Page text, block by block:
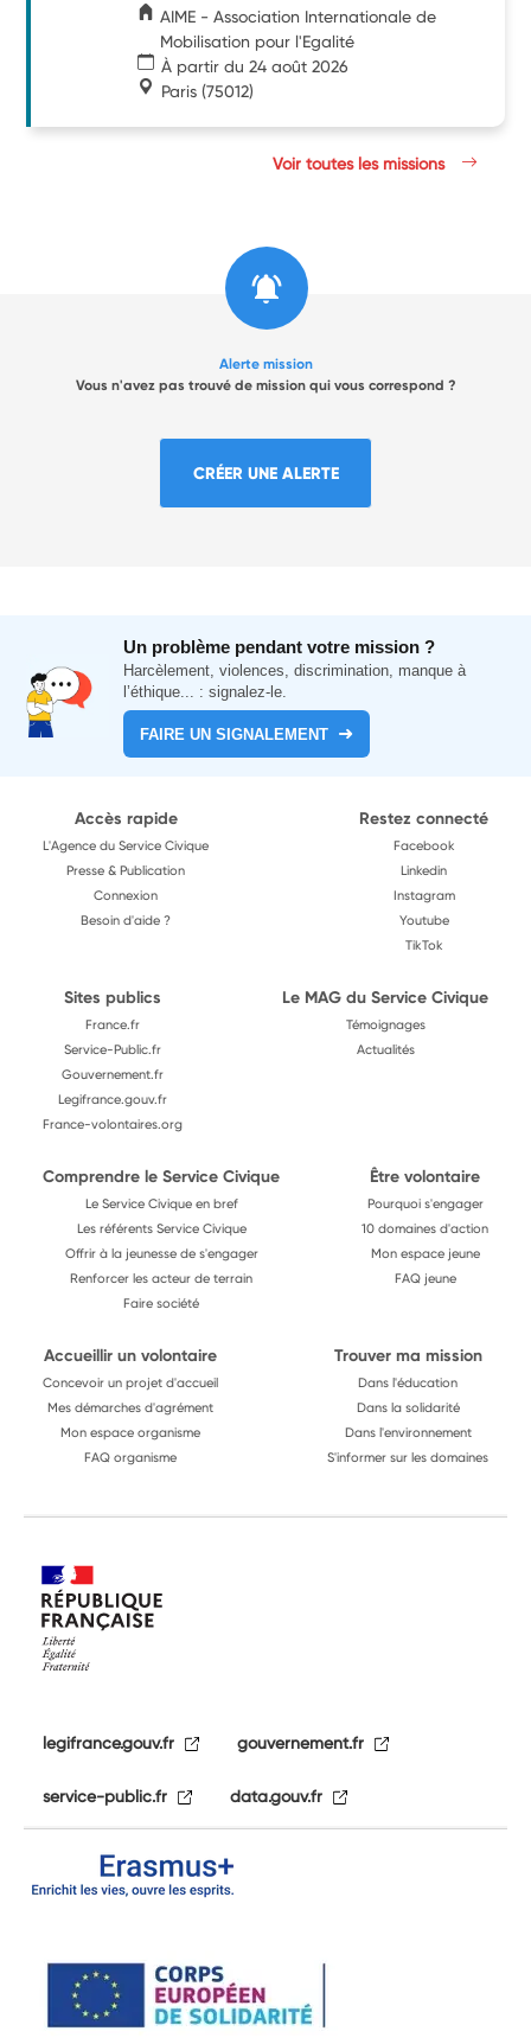
AIME - Association Internationale de
Mobilisation pour l'Egalité
À partir du 24 août 2026
Paris (75012)
Voir toutes les missions
Alerte mission
Vous n'avez pas trouvé de mission qui vous correspond ?
CRÉER UNE ALERTE
Un problème pendant votre mission ?
Harcèlement, violences, discrimination, manque à
l’éthique... : signalez-le.
FAIRE UN SIGNALEMENT
Accès rapide
L'Agence du Service Civique
Presse & Publication
Connexion
Besoin d'aide ?
Restez connecté
Facebook
Linkedin
Instagram
Youtube
TikTok
Sites publics
France.fr
Service-Public.fr
Gouvernement.fr
Legifrance.gouv.fr
France-volontaires.org
Le MAG du Service Civique
Témoignages
Actualités
Comprendre le Service Civique
Le Service Civique en bref
Les référents Service Civique
Offrir à la jeunesse de s'engager
Renforcer les acteur de terrain
Faire société
Être volontaire
Pourquoi s'engager
10 domaines d'action
Mon espace jeune
FAQ jeune
Accueillir un volontaire
Concevoir un projet d'accueil
Mes démarches d'agrément
Mon espace organisme
FAQ organisme
Trouver ma mission
Dans l'éducation
Dans la solidarité
Dans l'environnement
S'informer sur les domaines
legifrance.gouv.fr gouvernement.fr
service-public.fr data.gouv.fr